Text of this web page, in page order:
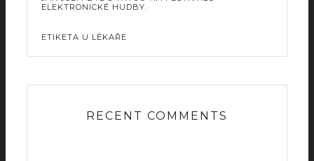
ELEKTRONICKÉ HUDBY.
ETIKETA U LÉKAŘE
RECENT COMMENTS